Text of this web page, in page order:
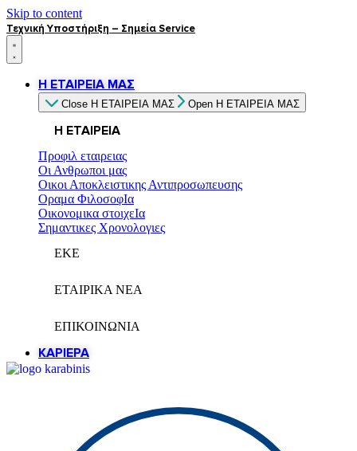
Skip to content
Τεχνική Υποστήριξη – Σημεία Service
Η ΕΤΑΙΡΕΙΑ ΜΑΣ
Close Η ΕΤΑΙΡΕΙΑ ΜΑΣ Open Η ΕΤΑΙΡΕΙΑ ΜΑΣ
Η ΕΤΑΙΡΕΙΑ
Προφιλ εταιρειας
Οι Ανθρωποι μας
Οικοι Αποκλειστικης Αντιπροσωπευσης
Οραμα ΦιλοσοφΙα
Οικονομικα στοιχεΙα
Σημαντικες Χρονολογιες
ΕΚΕ
ΕΤΑΙΡΙΚΑ ΝΕΑ
ΕΠΙΚΟΙΝΩΝΙΑ
ΚΑΡΙΕΡΑ